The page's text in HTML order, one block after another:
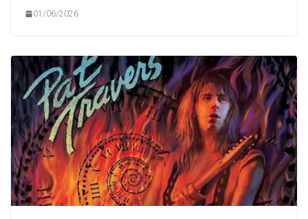
01/06/2026